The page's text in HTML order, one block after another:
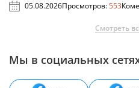
05.08.2026Просмотров:553
Смотреть
Мы в социальных